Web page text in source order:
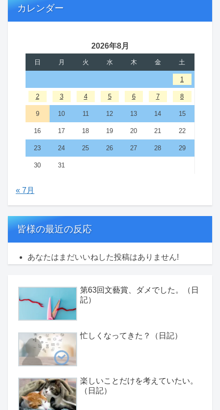
カレンダー
2026年8月
日 月 火 水 木 金 土
1
2 3 4 5 6 7 8
9 10 11 12 13 14 15
16 17 18 19 20 21 22
23 24 25 26 27 28 29
30 31
« 7月
皆様の最近の反応
あなたはまだいいねした投稿はありません!
第63回文藝賞、ダメでした。（日
記）
忙しくなってきた？（日記）
楽しいことだけを考えていたい。
（日記）